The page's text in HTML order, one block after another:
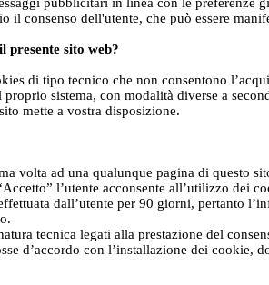
il consenso dell'utente, che può essere
presente sito web?
di tipo tecnico che non consentono
proprio sistema, con modalità diverse a
mette a vostra disposizione.
volta ad una qualunque pagina di questo
l’utente acconsente all’utilizzo dei
dall’utente per 90 giorni, pertanto
tecnica legati alla prestazione del
d’accordo con l’installazione dei